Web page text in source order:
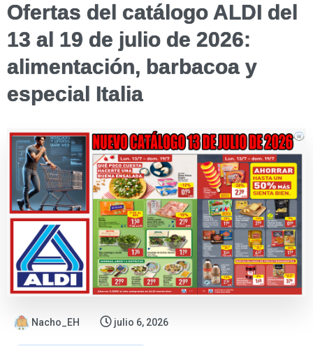
Ofertas del catálogo ALDI del
13 al 19 de julio de 2026:
alimentación, barbacoa y
especial Italia
Nacho_EH julio 6, 2026